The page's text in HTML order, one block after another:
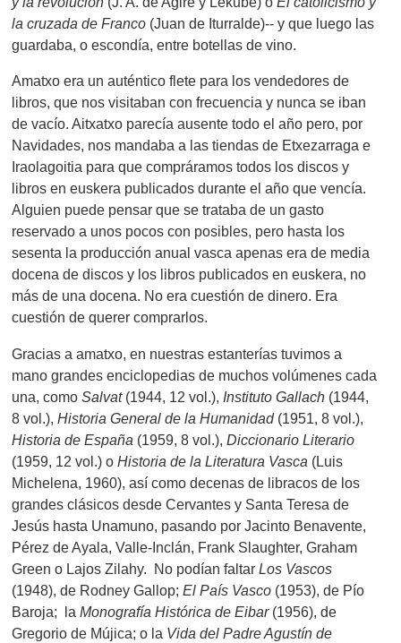
la cruzada de Franco (Juan de Iturralde)-- y que luego las
guardaba, o escondía, entre botellas de vino.
Amatxo era un auténtico flete para los vendedores de
libros, que nos visitaban con frecuencia y nunca se iban
de vacío. Aitxatxo parecía ausente todo el año pero, por
Navidades, nos mandaba a las tiendas de Etxezarraga e
Iraolagoitia para que compráramos todos los discos y
libros en euskera publicados durante el año que vencía.
Alguien puede pensar que se trataba de un gasto
reservado a unos pocos con posibles, pero hasta los
sesenta la producción anual vasca apenas era de media
docena de discos y los libros publicados en euskera, no
más de una docena. No era cuestión de dinero. Era
cuestión de querer comprarlos.
Gracias a amatxo, en nuestras estanterías tuvimos a
mano grandes enciclopedias de muchos volúmenes cada
una, comoSalvat(1944, 12 vol.), Instituto Gallach (1944,
8 vol.), Historia General de la Humanidad(1951, 8 vol.),
Historia de España (1959, 8 vol.), Diccionario Literario
(1959, 12 vol.) o Historia de la Literatura Vasca (Luis
Michelena, 1960), así como decenas de libracos de los
grandes clásicos desde Cervantes y Santa Teresa de
Jesús hasta Unamuno, pasando por Jacinto Benavente,
Pérez de Ayala, Valle-Inclán, Frank Slaughter, Graham
Green o Lajos Zilahy. No podían faltar Los Vascos
(1948), de Rodney Gallop; El País Vasco (1953), de Pío
Baroja; la Monografía Histórica de Eibar(1956), de
Gregorio de Mújica; o la Vida del Padre Agustín de